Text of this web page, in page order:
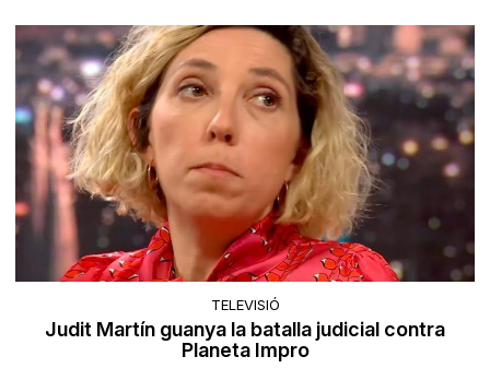
TELEVISIÓ
Judit Martín guanya la batalla judicial contra
Planeta Impro